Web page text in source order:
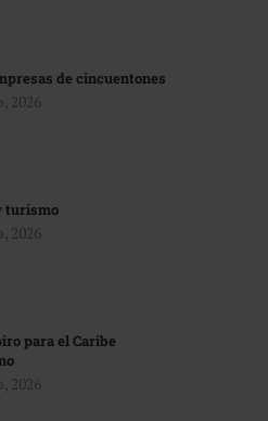
de cincuentones
2026
turismo
2026
para el Caribe
2026